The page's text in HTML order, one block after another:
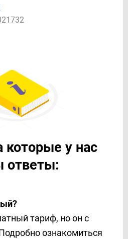
которые у нас
ответы:
тариф, но он с
ознакомиться